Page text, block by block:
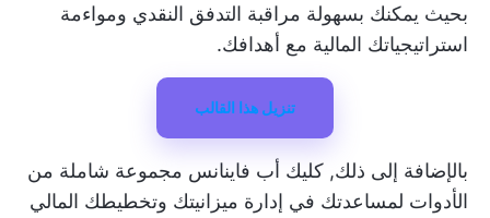
بحيث يمكنك بسهولة مراقبة التدفق النقدي ومواءمة
استراتيجياتك المالية مع أهدافك.
تنزيل هذا القالب
بالإضافة إلى ذلك, كليك أب فاينانس مجموعة شاملة من
الأدوات لمساعدتك في إدارة ميزانيتك وتخطيطك المالي